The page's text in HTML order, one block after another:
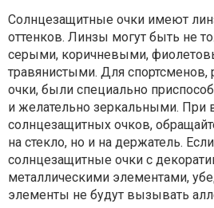
Солнцезащитные очки имеют
оттенков. Линзы могут быть не
серыми, коричневыми,
травянистыми. Для спортсменов,
очки, были специально
и желательно зеркальными. При
солнцезащитных очков,
на стекло, но и на держатель.
солнцезащитные очки с
металлическими элементами,
элементы не будут вызывать